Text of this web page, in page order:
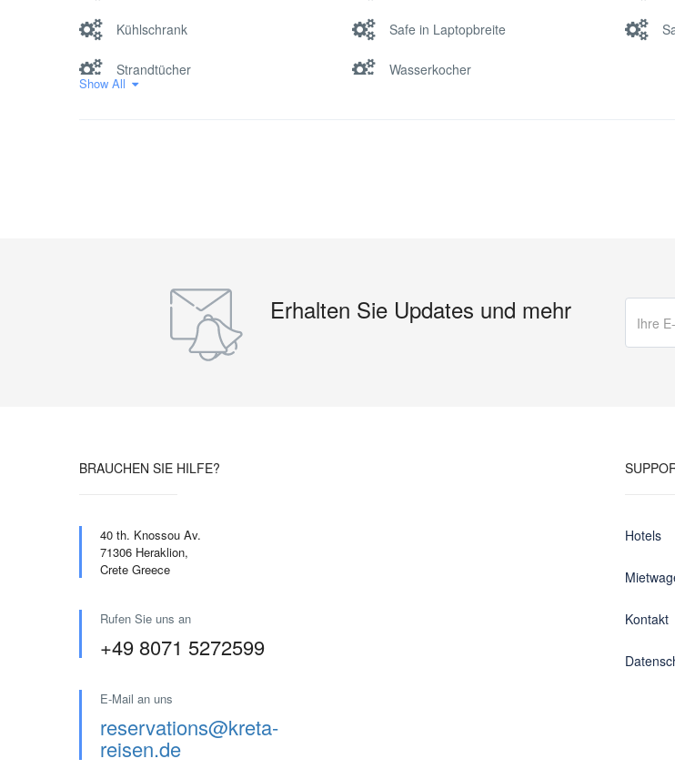
Kühlschrank Safe in Laptopbreite
Strandtücher Wasserkocher
Show All
Erhalten Sie Updates und mehr
BRAUCHEN SIE HILFE?
40 th. Knossou Av.
71306 Heraklion,
Crete Greece
Rufen Sie uns an
+49 8071 5272599
E-Mail an uns
reservations@kreta-
reisen.de
Hotels
Kontakt